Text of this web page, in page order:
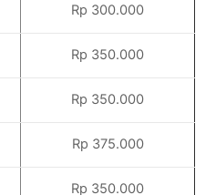
Rp 300.000
Rp 350.000
Rp 350.000
Rp 375.000
Rp 350.000